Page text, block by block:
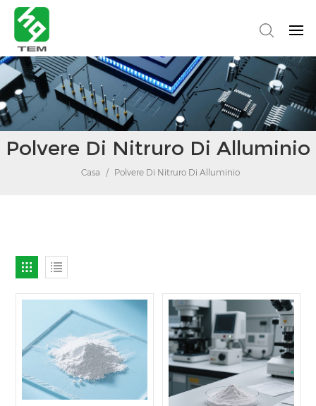
Polvere Di Nitruro Di Alluminio
Casa / Polvere Di Nitruro Di Alluminio